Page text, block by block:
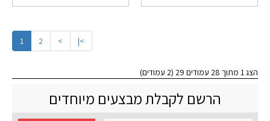
1 2 > >|
הצג 1 מתוך 28 עמודים 29 (2 עמודים)
הרשם לקבלת מבצעים מיוחדים